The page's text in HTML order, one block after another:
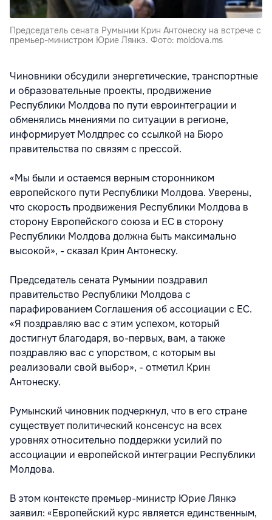
Председатель сената Румынии Крин Антонеску на встрече с
премьер-министром Юрие Лянкэ. Фото: moldova.ms
Чиновники обсудили энергетические, транспортные
и образовательные проекты, продвижение
Республики Молдова по пути евроинтеграции и
обменялись мнениями по ситуации в регионе,
информирует Молдпрес со ссылкой на Бюро
правительства по связям с прессой.
«Мы были и остаемся верным сторонником
европейского пути Республики Молдова. Уверены,
что скорость продвижения Республики Молдова в
сторону Европейского союза и ЕС в сторону
Республики Молдова должна быть максимально
высокой», - сказал Крин Антонеску.
Председатель сената Румынии поздравил
правительство Республики Молдова с
парафированием Соглашения об ассоциации с ЕС.
«Я поздравляю вас с этим успехом, который
достигнут благодаря, во-первых, вам, а также
поздравляю вас с упорством, с которым вы
реализовали свой выбор», - отметил Крин
Антонеску.
Румынский чиновник подчеркнул, что в его стране
существует политический консенсус на всех
уровнях относительно поддержки усилий по
ассоциации и европейской интеграции Республики
Молдова.
В этом контексте премьер-министр Юрие Лянкэ
заявил: «Европейский курс является единственным,